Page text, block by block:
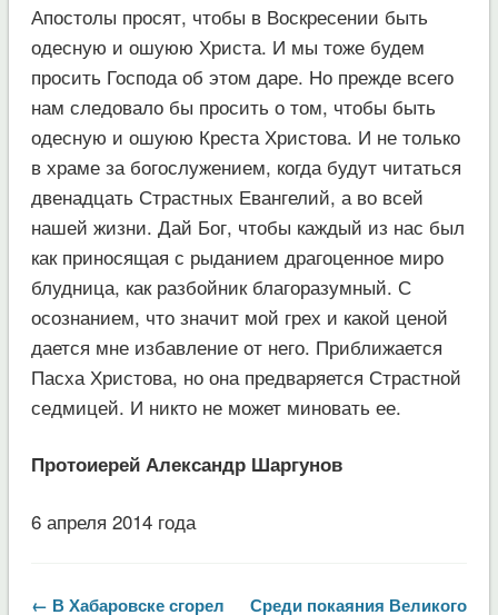
Апостолы просят, чтобы в Воскресении быть
одесную и ошуюю Христа. И мы тоже будем
просить Господа об этом даре. Но прежде всего
нам следовало бы просить о том, чтобы быть
одесную и ошуюю Креста Христова. И не только
в храме за богослужением, когда будут читаться
двенадцать Страстных Евангелий, а во всей
нашей жизни. Дай Бог, чтобы каждый из нас был
как приносящая с рыданием драгоценное миро
блудница, как разбойник благоразумный. С
осознанием, что значит мой грех и какой ценой
дается мне избавление от него. Приближается
Пасха Христова, но она предваряется Страстной
седмицей. И никто не может миновать ее.
Протоиерей Александр Шаргунов
6 апреля 2014 года
← В Хабаровске сгорел
Среди покаяния Великого